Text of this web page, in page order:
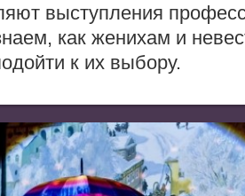
выступления
как женихам и
к их выбору.